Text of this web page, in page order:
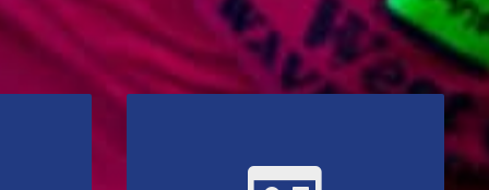
Zu den Fotogra­finnen